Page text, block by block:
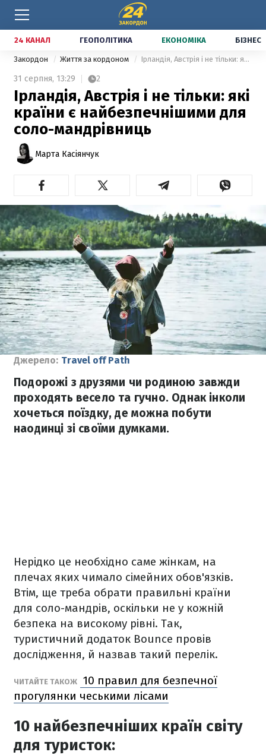
24 КАНАЛ ГЕОПОЛІТИКА ЕКОНОМІКА БІЗНЕС
Закордон Життя за кордоном Ірландія, Австрія і не тільки: які країни є найбезпечнішими для соло-мандрівниць
31 серпня, 13:29 2
Ірландія, Австрія і не тільки: які
країни є найбезпечнішими для
соло-мандрівниць
Марта Касіянчук
Джерело: Travel off Path
Подорожі з друзями чи родиною завжди
проходять весело та гучно. Однак інколи
хочеться поїздку, де можна побути
наодинці зі своїми думками.
Нерідко це необхідно саме жінкам, на
плечах яких чимало сімейних обов'язків.
Втім, ще треба обрати правильні країни
для соло-мандрів, оскільки не у кожній
безпека на високому рівні. Так,
туристичний додаток Bounce провів
дослідження, й назвав такий перелік.
ЧИТАЙТЕ ТАКОЖ
10 правил для безпечної
прогулянки чеськими лісами
10 найбезпечніших країн світу
для туристок: